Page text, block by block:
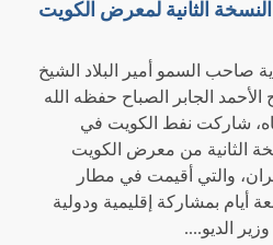
الثانية لمعرض الكويت
صاحب السمو أمير البلاد الشيخ
الأحمد الجابر الصباح حفظه الله
شاركت نفط الكويت في
الثانية من معرض الكويت
والتي أقيمت في مطار
أيام بمشاركة إقليمية ودولية
الديو....